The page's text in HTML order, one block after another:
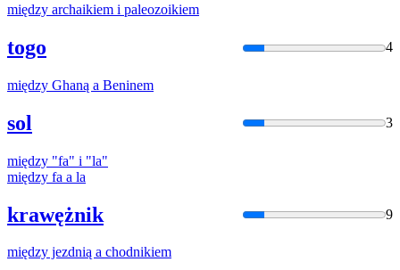
między archaikiem i paleozoikiem
togo 4
między Ghaną a Beninem
sol 3
między "fa" i "la"
między fa a la
krawężnik 9
między jezdnią a chodnikiem